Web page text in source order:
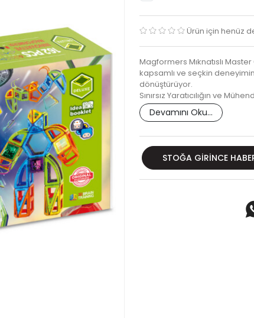
Ürün için henüz
Magformers Mıknatıslı
kapsamlı ve seçkin
dönüştürüyor.
Sınırsız Yaratıcılığın ve
Devamını Oku...
STOĞA GIRINCE